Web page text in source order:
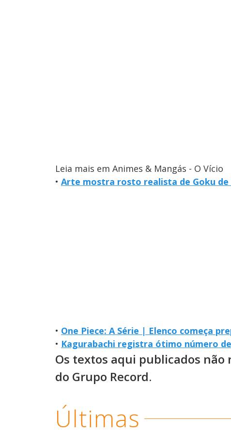
Leia mais em Animes & Mangás - O Vício
• Arte mostra rosto realista de Goku de
• One Piece: A Série | Elenco começa
• Kagurabachi registra ótimo número
Os textos aqui publicados
do Grupo Record.
Últimas